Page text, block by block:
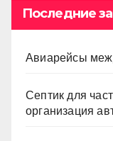
Последние
Авиарейсы
Септик для
организация